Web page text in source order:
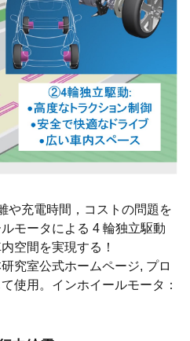
充電時間，コストの問題を
モータによる 4 輪独立駆動
空間を実現する！
究室公式ホームページ, プロ
使用。インホイールモータ：